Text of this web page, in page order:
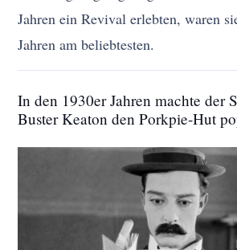
Jahren ein Revival erlebten, waren
Jahren am beliebtesten.
In den 1930er Jahren machte der
Buster Keaton den Porkpie-Hut